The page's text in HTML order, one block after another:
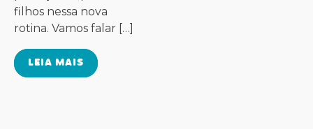
filhos nessa nova
rotina. Vamos falar […]
LEIA MAIS